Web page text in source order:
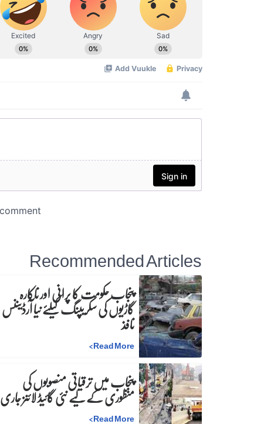
Recommended Articles
پنجاب حکومت کا پرانی اور ناکارہ
گاڑیوں کی سکریپنگ کیلئے نیا آرڈیننس
نافذ
Read More
>
پنجاب میں ترقیاتی منصوبوں کی
منظوری کے لیے نئی گائیڈ لائنز جاری
Read More
>